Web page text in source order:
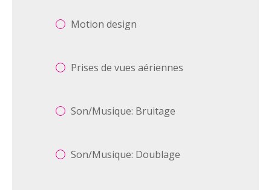
Motion design
Prises de vues aériennes
Son/Musique: Bruitage
Son/Musique: Doublage